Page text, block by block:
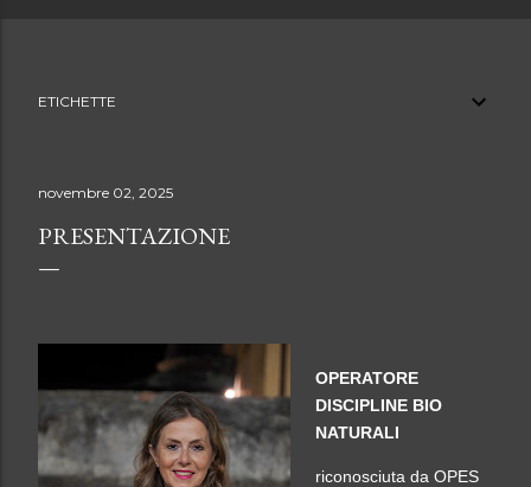
ETICHETTE
novembre 02, 2025
PRESENTAZIONE
OPERATORE
DISCIPLINE BIO
NATURALI
riconosciuta da OPES